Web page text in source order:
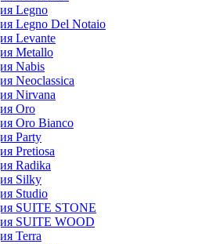
Legno
Legno Del Notaio
Levante
Metallo
Nabis
Neoclassica
Nirvana
Oro
Oro Bianco
Party
Pretiosa
Radika
Silky
Studio
SUITE STONE
SUITE WOOD
Terra